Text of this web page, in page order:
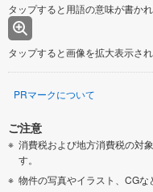
タップすると用語の意味が書か
タップすると画像を拡大表示され
PRマークについて
ご注意
消費税および地方消費税の対
す。
物件の写真やイラスト、CGな